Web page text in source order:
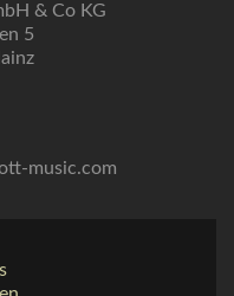
& Co KG
5
music.com